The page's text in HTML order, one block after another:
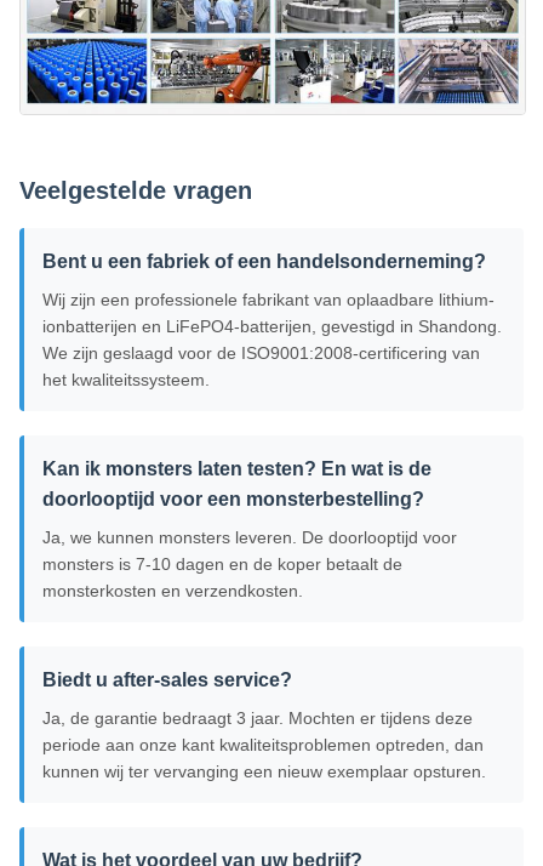
Veelgestelde vragen
Bent u een fabriek of een handelsonderneming?
Wij zijn een professionele fabrikant van oplaadbare lithium-
ionbatterijen en LiFePO4-batterijen, gevestigd in Shandong.
We zijn geslaagd voor de ISO9001:2008-certificering van
het kwaliteitssysteem.
Kan ik monsters laten testen? En wat is de
doorlooptijd voor een monsterbestelling?
Ja, we kunnen monsters leveren. De doorlooptijd voor
monsters is 7-10 dagen en de koper betaalt de
monsterkosten en verzendkosten.
Biedt u after-sales service?
Ja, de garantie bedraagt ​​3 jaar. Mochten er tijdens deze
periode aan onze kant kwaliteitsproblemen optreden, dan
kunnen wij ter vervanging een nieuw exemplaar opsturen.
Wat is het voordeel van uw bedrijf?